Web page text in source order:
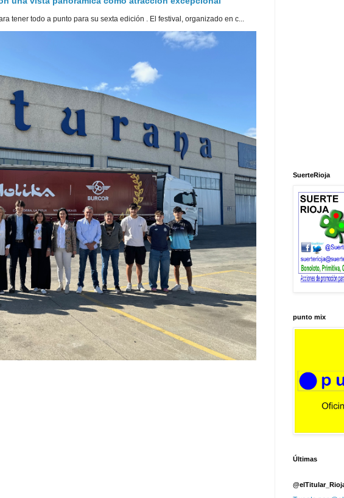
tener todo a punto para su sexta edición . El festival, organizado en c...
SuerteRioja
punto mix
Últimas